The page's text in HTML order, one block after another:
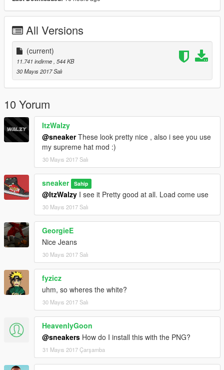
All Versions
(current)
11.741 indirme , 544 KB
30 Mayıs 2017 Salı
10 Yorum
ItzWalzy
@sneakerThese look pretty nice , also i see you use
my supreme hat mod :)
30 Mayıs 2017 Salı
sneaker Sahip
@ItzWalzy I see it Pretty good at all. Load come use
30 Mayıs 2017 Salı
GeorgieE
Nice Jeans
30 Mayıs 2017 Salı
fyzicz
uhm, so wheres the white?
30 Mayıs 2017 Salı
HeavenlyGoon
@sneakers How do I install this with the PNG?
31 Mayıs 2017 Çarşamba